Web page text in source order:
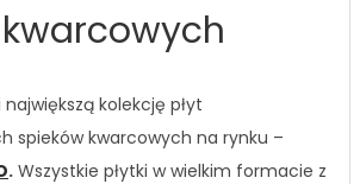
kolekcję płyt
spieków kwarcowych na rynku –
. Wszystkie płytki w wielkim formacie z